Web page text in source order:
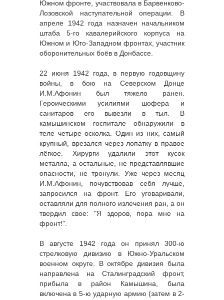
Южном фронте, участвовала в Барвенково-
Лозовской наступательной операции. В
апреле 1942 года назначен начальником
штаба 5-го кавалерийского корпуса на
Южном и Юго-Западном фронтах, участник
оборонительных боёв в Донбассе.
22 июня 1942 года, в первую годовщину
войны, в бою на Северском Донце
И.М.Афонин был тяжело ранен.
Героическими усилиями шофера и
санитаров его вывезли в тыл. В
камышинском госпитале обнаружили в
теле четыре осколка. Один из них, самый
крупный, врезался через лопатку в правое
лёгкое. Хирурги удалили этот кусок
металла, а остальные, не представлявшие
опасности, не тронули. Уже через месяц
И.М.Афонин, почувствовав себя лучше,
запросился на фронт. Его уговаривали,
оставляли для полного излечения ран, а он
твердил свое: "Я здоров, пора мне на
фронт!".
В августе 1942 года он принял 300-ю
стрелковую дивизию в Южно-Уральском
военном округе. В октябре дивизия была
направлена на Сталинградский фронт,
прибыла в район Камышина, была
включена в 5-ю ударную армию (затем в 2-